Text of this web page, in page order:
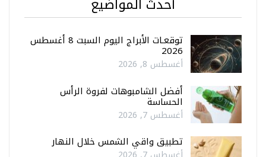
توقعـات الأبراج اليوم السبت 8 أغسطس
2026
أغسطس 8, 2026
أفضل الشامبوهات لفروة الرأس
الحساسة
أغسطس 7, 2026
تطبيق واقي الشمس خلال النهار